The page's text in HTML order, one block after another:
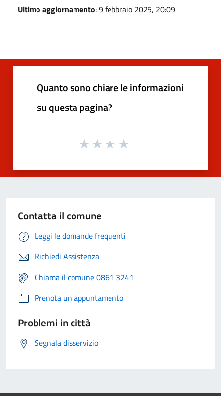
Ultimo aggiornamento: 9 febbraio 2025, 20:09
Quanto sono chiare le informazioni
su questa pagina?
Contatta il comune
Leggi le domande frequenti
Richiedi Assistenza
Chiama il comune 0861 3241
Prenota un appuntamento
Problemi in città
Segnala disservizio